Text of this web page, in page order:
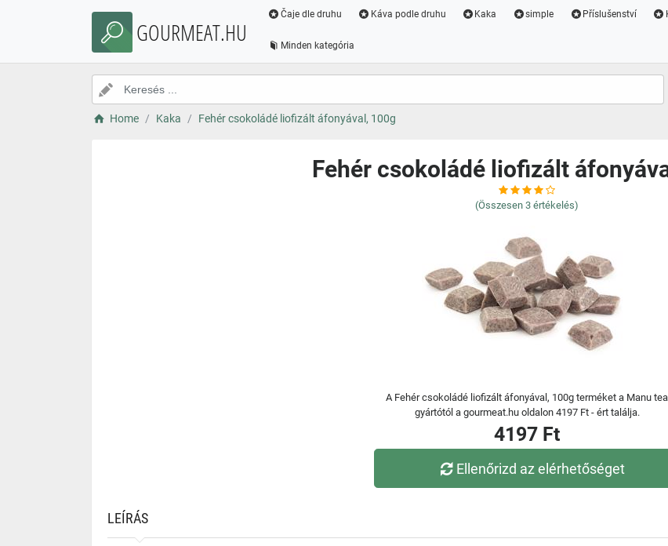
GOURMEAT.HU
Čaje dle druhu Káva podle druhu Kaka simple Příslušenství
Minden kategória
Home Kaka Fehér csokoládé liofizált áfonyával, 100g
Fehér csokoládé liofizált
(Összesen 3 értékelés)
A Fehér csokoládé liofizált áfonyával, 100g terméket a Manu tea
gyártótól a gourmeat.hu oldalon 4197 Ft - ért találja.
4197 Ft
Ellenőrizd az elérhetőséget
LEÍRÁS